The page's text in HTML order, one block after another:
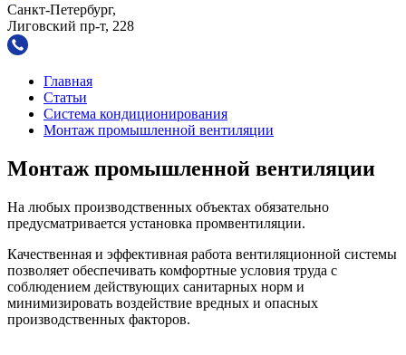
Санкт-Петербург,
Лиговский пр-т, 228
Главная
Статьи
Система кондиционирования
Монтаж промышленной вентиляции
Монтаж промышленной вентиляции
На любых производственных объектах обязательно
предусматривается установка промвентиляции.
Качественная и эффективная работа вентиляционной системы
позволяет обеспечивать комфортные условия труда с
соблюдением действующих санитарных норм и
минимизировать воздействие вредных и опасных
производственных факторов.